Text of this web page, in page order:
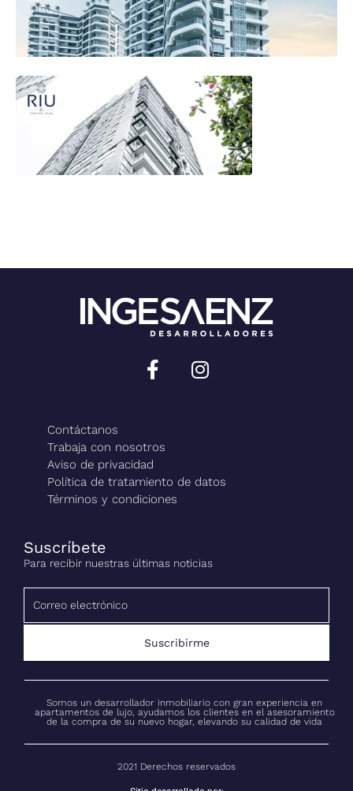
Contáctanos
Trabaja con nosotros
Aviso de privacidad
Política de tratamiento de datos
Términos y condiciones
Suscríbete
Para recibir nuestras últimas noticias
Suscribirme
Somos un desarrollador inmobiliario con gran experiencia en
apartamentos de lujo, ayudamos los clientes en el asesoramiento
de la compra de su nuevo hogar, elevando su calidad de vida
2021 Derechos reservados